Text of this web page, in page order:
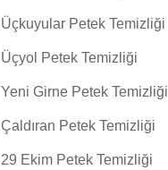
Üçkuyular Petek Temizliği
Üçyol Petek Temizliği
Yeni Girne Petek Temizliği
Çaldıran Petek Temizliği
29 Ekim Petek Temizliği